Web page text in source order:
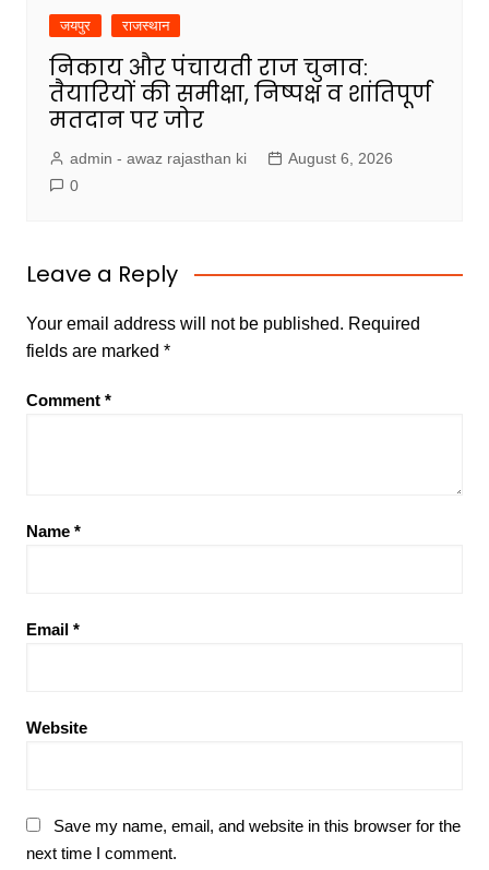
जयपुर राजस्थान
निकाय और पंचायती राज चुनाव:
तैयारियों की समीक्षा, निष्पक्ष व शांतिपूर्ण
मतदान पर जोर
admin - awaz rajasthan ki
August 6, 2026
0
Leave a Reply
Your email address will not be published. Required
fields are marked *
Comment *
Name *
Email *
Website
Save my name, email, and website in this browser for the
next time I comment.